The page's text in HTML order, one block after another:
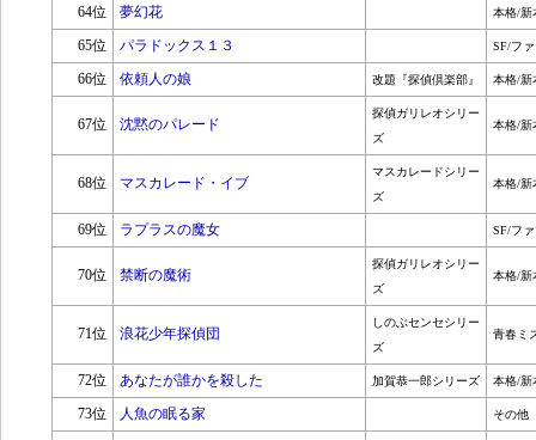
64位 夢幻花 本格/新
65位 パラドックス１３ SF/フ
66位 依頼人の娘 改題『探偵倶楽部』 本格/新
67位 沈黙のパレード
探偵ガリレオシリー
ズ
本格/新
68位 マスカレード・イブ
マスカレードシリー
ズ
本格/新
69位 ラプラスの魔女 SF/フ
70位 禁断の魔術
探偵ガリレオシリー
ズ
本格/新
71位 浪花少年探偵団
しのぶセンセシリー
ズ
青春ミ
72位 あなたが誰かを殺した 加賀恭一郎シリーズ 本格/新
73位 人魚の眠る家 その他